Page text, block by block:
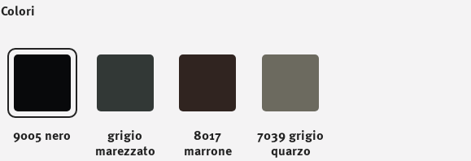
Colori
9005 nero
grigio
marezzato
8017
marrone
7039 grigio
quarzo